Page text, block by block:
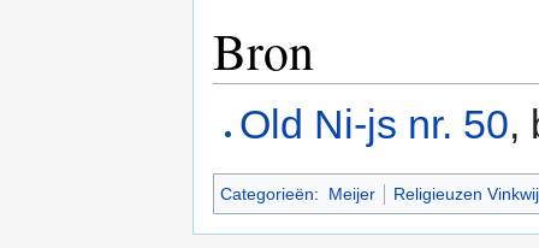
Bron
Old Ni-js nr. 50,
Categorieën: Meijer Religieuzen